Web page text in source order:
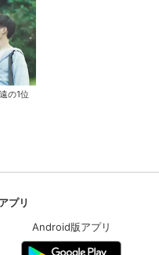
の1位
プリ
Android版アプリ